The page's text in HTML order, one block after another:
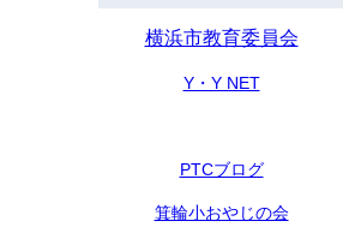
横浜市教育委員会
Y・Y NET
PTCブログ
箕輪小おやじの会